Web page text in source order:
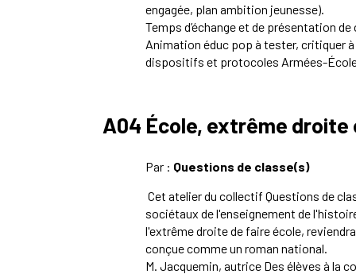
engagée, plan ambition jeunesse).
Temps d’échange et de présentation de
Animation éduc pop à tester, critiquer
dispositifs et protocoles Armées-
A04 École, extrême
Par : Questions de classe(s)
Cet atelier du collectif Questions de
sociétaux de l'enseignement de
l'extrême droite de faire école,
conçue comme un roman national.
M. Jacquemin, autrice Des élèves à la